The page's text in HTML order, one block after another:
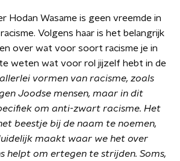
Hodan Wasame is geen vreemde in
Volgens haar is het belangrijk
over wat voor soort racisme je in
weten wat voor rol jijzelf hebt in de
vormen van racisme, zoals
Joodse mensen, maar in dit
om anti-zwart racisme. Het
beestje bij de naam te noemen,
maakt waar we het over
helpt om ertegen te strijden. Soms,